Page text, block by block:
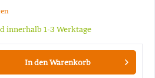
innerhalb 1-3 Werktage
In denWarenkorb